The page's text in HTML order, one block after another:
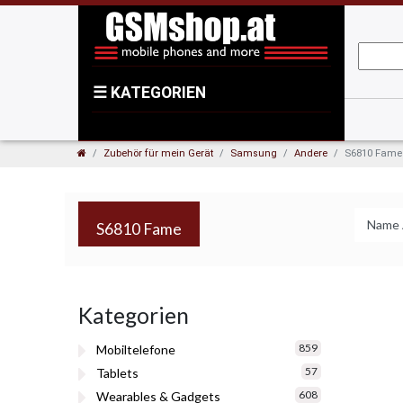
☰ KATEGORIEN
Zubehör für mein Gerät Samsung Andere S6810 Fame
S6810 Fame
Kategorien
Mobiltelefone 859
Tablets 57
Wearables & Gadgets 608